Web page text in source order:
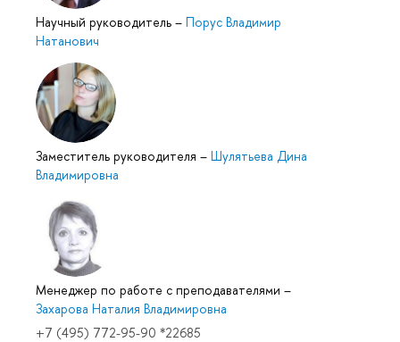
Научный руководитель – Порус Владимир
Натанович
Заместитель руководителя – Шулятьева Дина
Владимировна
Менеджер по работе с преподавателями –
Захарова Наталия Владимировна
+7 (495) 772-95-90 *22685